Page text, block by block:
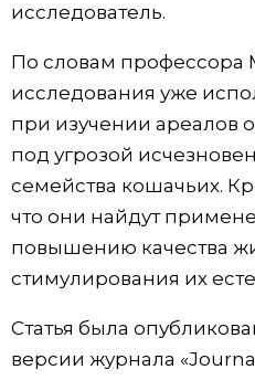
исследователь.
По словам профессора
исследования уже
при изучении ареалов
под угрозой
семейства кошачьих.
что они найдут
повышению качества
стимулирования их
Статья была
версии журнала